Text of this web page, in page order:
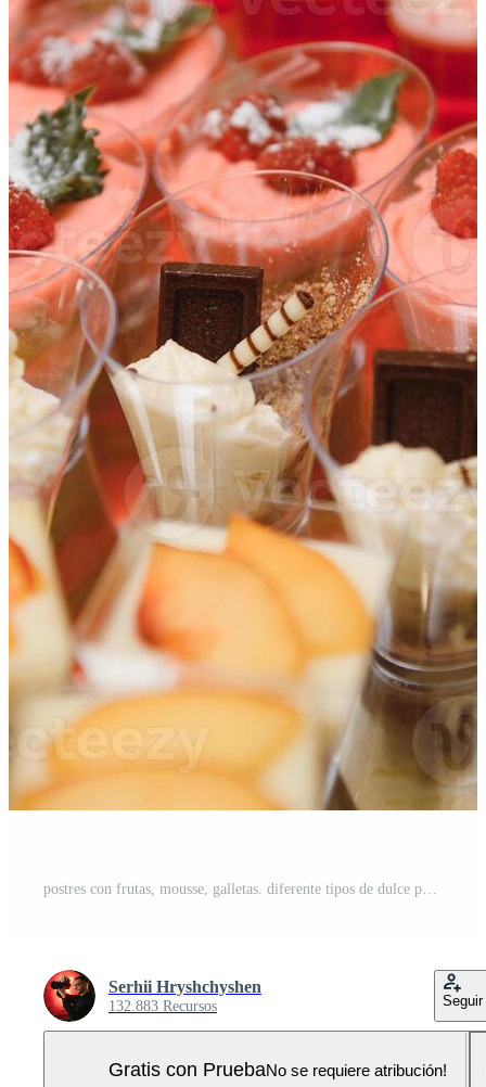
postres con frutas, mousse, galletas. diferente tipos de dulce pasteles, pequeño vistoso dulce pasteles, macarrón, y otro postres en el dulce bufé. caramelo bar para cumpleaños Foto Pro
Serhii Hryshchyshen
132.883 Recursos Seguir
Gratis con PruebaNo se requiere atribución!